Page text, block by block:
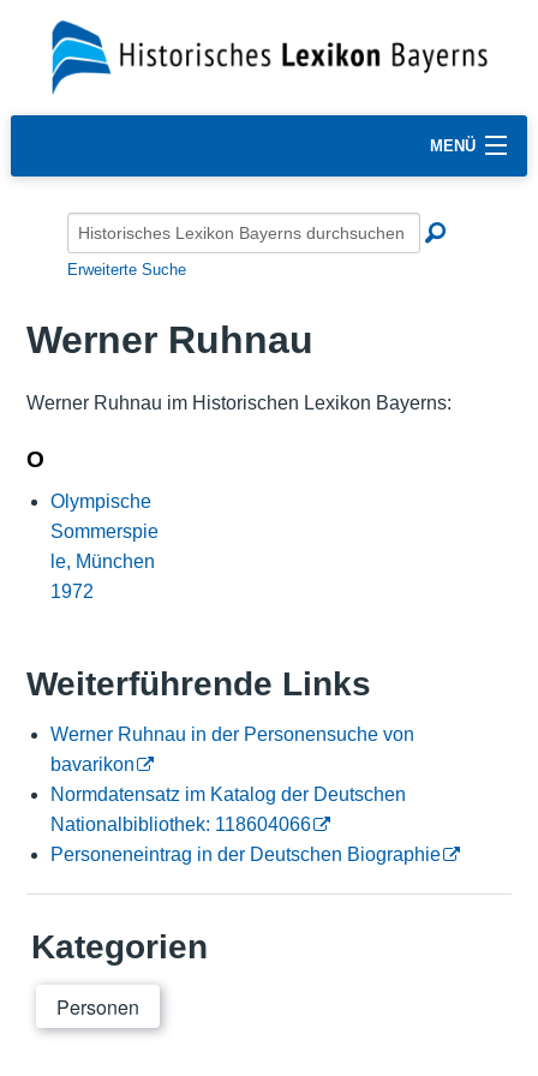
MENÜ
Erweiterte Suche
Werner Ruhnau
Werner Ruhnau im Historischen Lexikon Bayerns:
O
Olympische
Sommerspie
le, München
1972
Weiterführende Links
Werner Ruhnau in der Personensuche von
bavarikon
Normdatensatz im Katalog der Deutschen
Nationalbibliothek: 118604066
Personeneintrag in der Deutschen Biographie
Kategorien
Personen